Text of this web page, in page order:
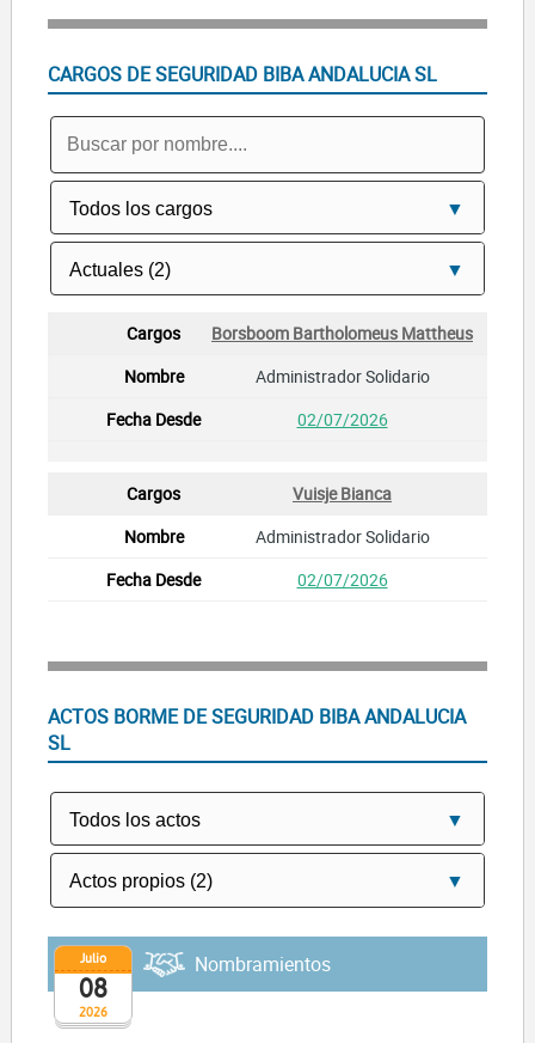
CARGOS DE SEGURIDAD BIBA ANDALUCIA SL
Borsboom Bartholomeus Mattheus
Administrador Solidario
02/07/2026
Vuisje Bianca
Administrador Solidario
02/07/2026
ACTOS BORME DE SEGURIDAD BIBA ANDALUCIA
SL
2026
Julio
08
Nombramientos